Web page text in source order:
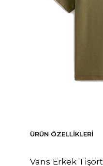
ÜRÜN ÖZELLIKLERI
Vans Erkek Tişört